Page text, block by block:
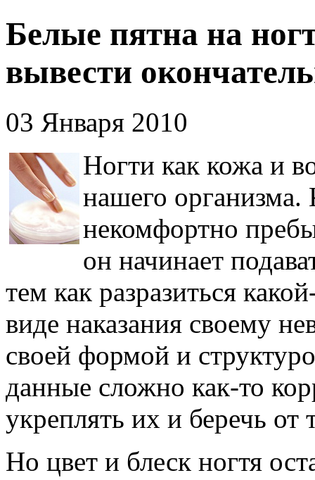
Белые пятна на
вывести
03 Января 2010
Ногти как кожа и
нашего организма.
некомфортно
он начинает
тем как разразиться
виде наказания своему
своей формой и
данные сложно как-то
укреплять их и беречь от
Но цвет и блеск ногтя